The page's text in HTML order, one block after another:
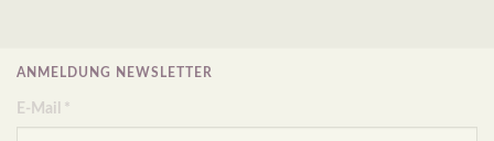
ANMELDUNG NEWSLETTER
E-Mail *